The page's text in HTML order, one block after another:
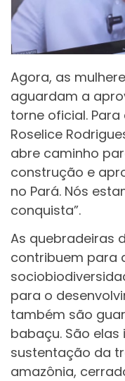
Agora, as
aguardam a
torne oficial.
Roselice
abre caminho
construção e
no Pará. Nós
conquista”.
As quebradeiras
contribuem para
para o
também são
babaçu. São
sustentação da
amazônia,